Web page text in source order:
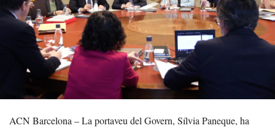
ACN Barcelona – La portaveu del Govern, Sílvia Paneque, ha